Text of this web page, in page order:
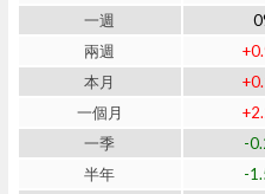
一週
兩週
本月
一個月
一季
-
半年
-